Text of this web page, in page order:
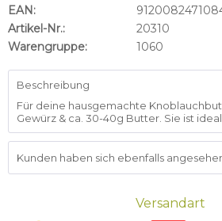
EAN:
Artikel-Nr.:
20310
Warengruppe:
1060
Beschreibung
Für deine hausgemachte
Gewürz & ca. 30-40g Butter. Sie ist ideal...
Kunden haben sich ebenfalls
Versandart